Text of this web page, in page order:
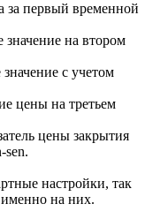
за первый временной
значение на втором
с учетом
цены на третьем
цены закрытия
sen.
настройки, так
на них.